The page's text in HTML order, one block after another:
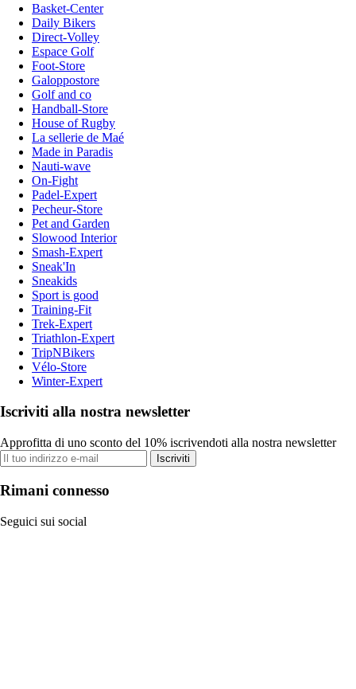
Basket-Center
Daily Bikers
Direct-Volley
Espace Golf
Foot-Store
Galoppostore
Golf and co
Handball-Store
House of Rugby
La sellerie de Maé
Made in Paradis
Nauti-wave
On-Fight
Padel-Expert
Pecheur-Store
Pet and Garden
Slowood Interior
Smash-Expert
Sneak'In
Sneakids
Sport is good
Training-Fit
Trek-Expert
Triathlon-Expert
TripNBikers
Vélo-Store
Winter-Expert
Iscriviti alla nostra newsletter
Approfitta di uno sconto del 10% iscrivendoti alla nostra newsletter
Iscriviti
Rimani connesso
Seguici sui social